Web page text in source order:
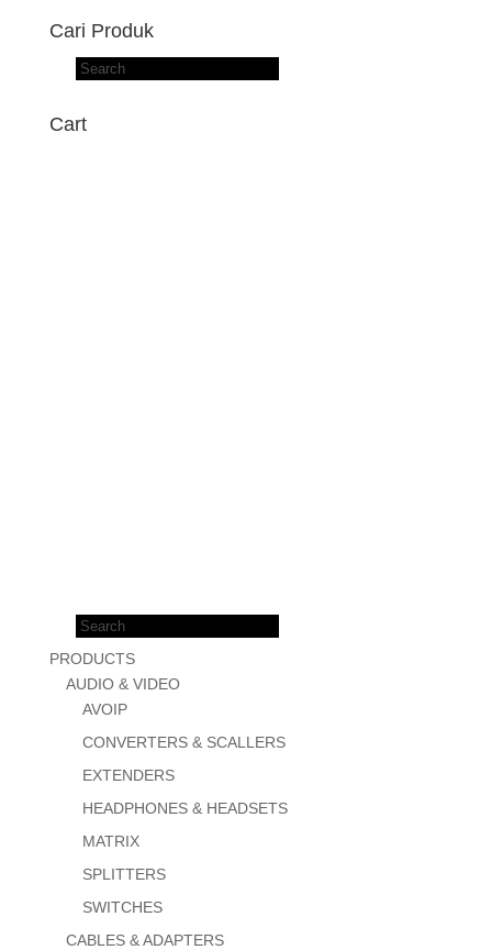
Cari Produk
Products
Cart
Products
PRODUCTS
AUDIO & VIDEO
AVOIP
CONVERTERS & SCALLERS
EXTENDERS
HEADPHONES & HEADSETS
MATRIX
SPLITTERS
SWITCHES
CABLES & ADAPTERS